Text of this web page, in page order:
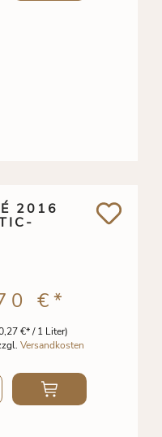
2016
€* / 1 Liter)
Versandkosten
€*